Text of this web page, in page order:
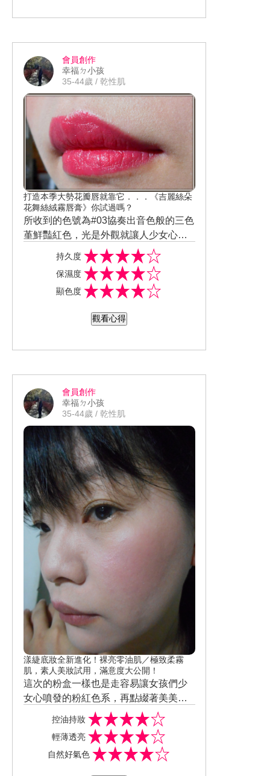
點 雙頰、額頭、鼻子、下巴 →推勻→掌
常明顯的感受到 但是在肌膚整體的細緻
得明亮很多 果真一掃前一段時間暗沉肌
的困擾
霜
已經同步上傳FB：https://www.faceboo
k.com/an.qi.9256/posts/3540684985965
會員創作
幸福ㄉ小孩
35-44歲 / 乾性肌
打造本季大勢花瓣唇就靠它．．．《吉麗絲朵
花舞絲絨霧唇膏》你試過嗎？
所收到的色號為#03協奏出音色般的三色
堇鮮豔紅色，光是外觀就讓人少女心大
晶特別閃耀，除此之外上頭還點綴著美
美的小花 ，而且絕對不只是裝飾用的
喔，打開後是隱藏式補粧鏡 是不是非常
調，沒有一般正紅色這麼強烈，所以像
膏，這色調倒是可以考慮看看也許會碰
唇膏質地不會太偏軟，反而很好延展非
常好推開 在擦拭的過程都能還聞到JILL
STUART 吉麗絲朵貫有的花香調，雖然
主打霧面質地但卻沒有一般霧面唇彩容
爍著淡淡的光澤感，這是因為添加了陶
添加的粉體的比例來降低粉末感及乾燥
除了沒有顯乾、顯唇紋等惱人問題外，
最讓我驚豔則是它的顯色度，完全是一
色，這樣的光澤這樣的飽和度的表現，
讚賞它的顯色度竟然一筆就完成，不過
所以隨意的輕點幾下後續再補個護唇蜜
或是唇蜜，一樣還是能呈現誘人的雙唇
持久度
保濕度
顯色度
觀看心得
會員創作
幸福ㄉ小孩
35-44歲 / 乾性肌
漾緁底妝全新進化！裸亮零油肌／極致柔霧
肌，素人美妝試用，滿意度大公開！
這次的粉盒一樣也是走容易讓女孩們少
女心噴發的粉紅色系，再點綴著美美的
花紋 ，比上ㄧ代更顯淡雅簡約，但不論
是那一代其實都是開架裡少數漂亮的粉
盒，粉質上比起前一代來說更加細緻，
所以上妝後幾乎沒什麼粉感，那怕是重
控油持妝
輕薄透亮
自然好氣色